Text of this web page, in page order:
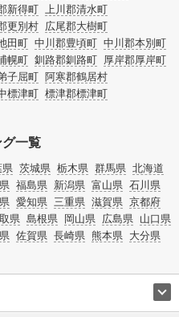
新得町 上川郡清水町
更別村 広尾郡大樹町
田町 中川郡豊頃町 中川郡本別町
幌町 釧路郡釧路町 厚岸郡厚岸町
子屈町 阿寒郡鶴居村
標津町 標津郡標津町
一覧
県 茨城県 栃木県 群馬県 北海道
福島県 新潟県 富山県 石川県
愛知県 三重県 滋賀県 京都府
県 島根県 岡山県 広島県 山口県
佐賀県 長崎県 熊本県 大分県